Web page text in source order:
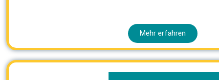
Mehr erfahren